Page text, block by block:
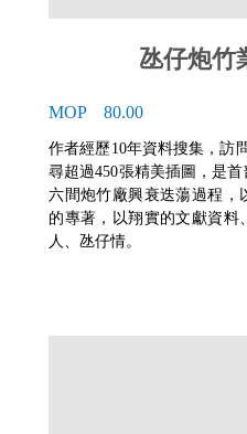
氹仔炮竹
MOP 80.00
作者經歷10年資料搜集，訪
尋超過450張精美插圖，是
六間炮竹廠興衰迭蕩過程，
的專著，以翔實的文獻資料
人、氹仔情。